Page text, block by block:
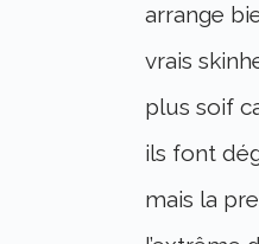
arrange
vrais
plus soif
ils font
mais la